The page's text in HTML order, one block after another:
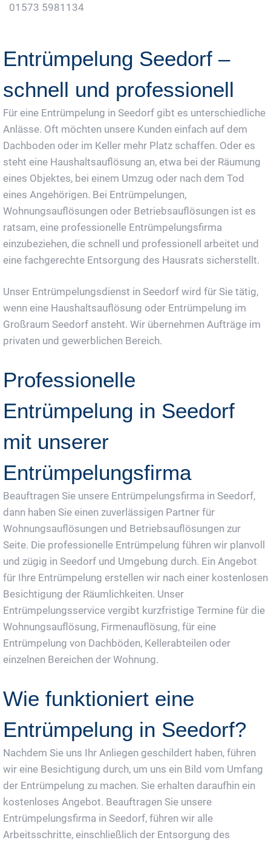
01573 5981134
Entrümpelung Seedorf –
schnell und professionell
Für eine Entrümpelung in Seedorf gibt es unterschiedliche
Anlässe. Oft möchten unsere Kunden einfach auf dem
Dachboden oder im Keller mehr Platz schaffen. Oder es
steht eine Haushaltsauflösung an, etwa bei der Räumung
eines Objektes, bei einem Umzug oder nach dem Tod
eines Angehörigen. Bei Entrümpelungen,
Wohnungsauflösungen oder Betriebsauflösungen ist es
ratsam, eine professionelle Entrümpelungsfirma
einzubeziehen, die schnell und professionell arbeitet und
eine fachgerechte Entsorgung des Hausrats sicherstellt.
Unser Entrümpelungsdienst in Seedorf wird für Sie tätig,
wenn eine Haushaltsauflösung oder Entrümpelung im
Großraum Seedorf ansteht. Wir übernehmen Aufträge im
privaten und gewerblichen Bereich.
Professionelle
Entrümpelung in Seedorf
mit unserer
Entrümpelungsfirma
Beauftragen Sie unsere Entrümpelungsfirma in Seedorf,
dann haben Sie einen zuverlässigen Partner für
Wohnungsauflösungen und Betriebsauflösungen zur
Seite. Die professionelle Entrümpelung führen wir planvoll
und zügig in Seedorf und Umgebung durch. Ein Angebot
für Ihre Entrümpelung erstellen wir nach einer kostenlosen
Besichtigung der Räumlichkeiten. Unser
Entrümpelungsservice vergibt kurzfristige Termine für die
Wohnungsauflösung, Firmenauflösung, für eine
Entrümpelung von Dachböden, Kellerabteilen oder
einzelnen Bereichen der Wohnung.
Wie funktioniert eine
Entrümpelung in Seedorf?
Nachdem Sie uns Ihr Anliegen geschildert haben, führen
wir eine Besichtigung durch, um uns ein Bild vom Umfang
der Entrümpelung zu machen. Sie erhalten daraufhin ein
kostenloses Angebot. Beauftragen Sie unsere
Entrümpelungsfirma in Seedorf, führen wir alle
Arbeitsschritte, einschließlich der Entsorgung des